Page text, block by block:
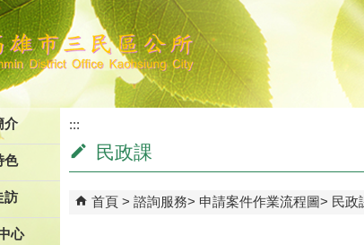
介
色
訪
心
:::
民政課
首頁 諮詢服務 申請案件作業流程圖 民政